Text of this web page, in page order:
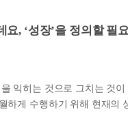
, ‘성장’을 정의할 필
익히는 것으로 그치는 것이
하게 수행하기 위해 현재의